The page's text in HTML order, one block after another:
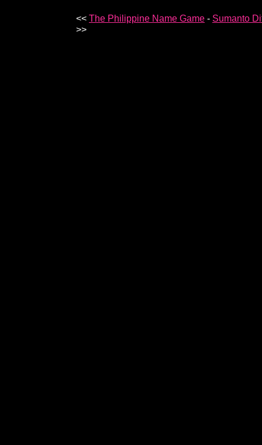
<< The Philippine Name Game - Sumanto
>>